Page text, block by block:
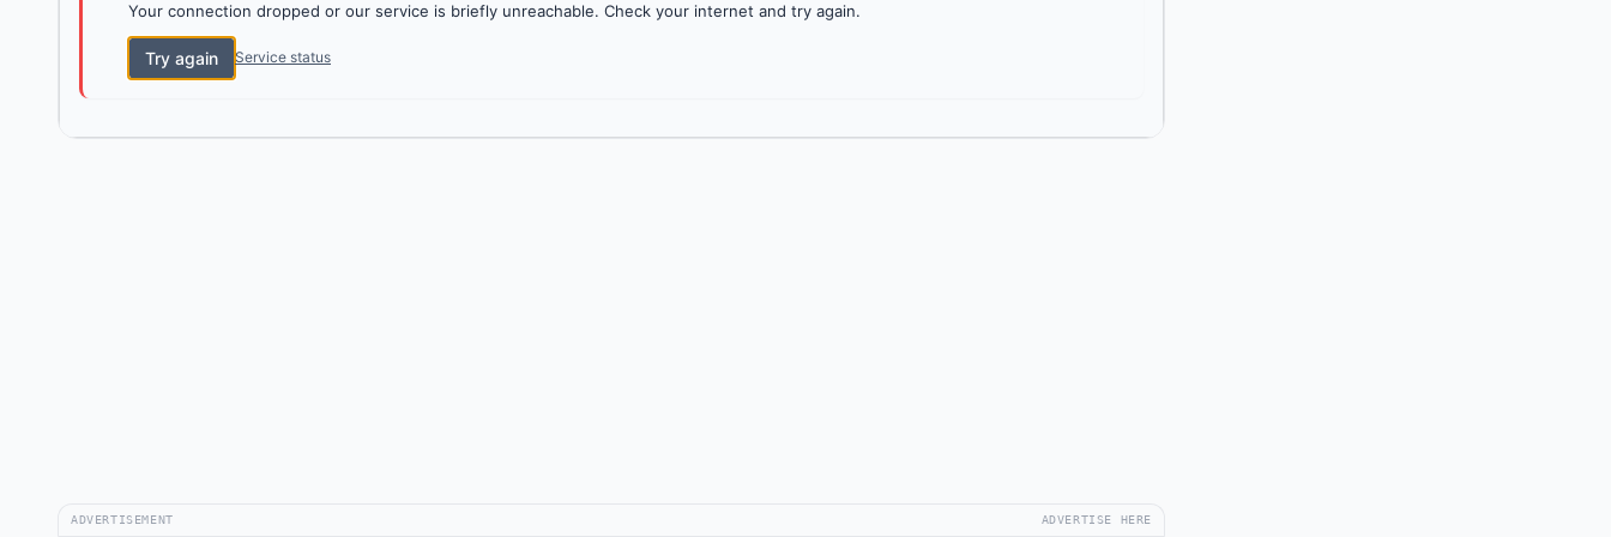
Your connection dropped or our service is briefly unreachable. Check your internet and try again.
Try again Service status
ADVERTISEMENT ADVERTISE HERE